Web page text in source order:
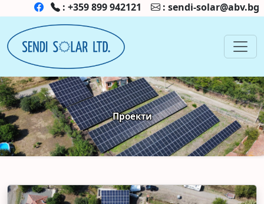
: +359 899 942121 : sendi-solar@abv.bg
Проекти